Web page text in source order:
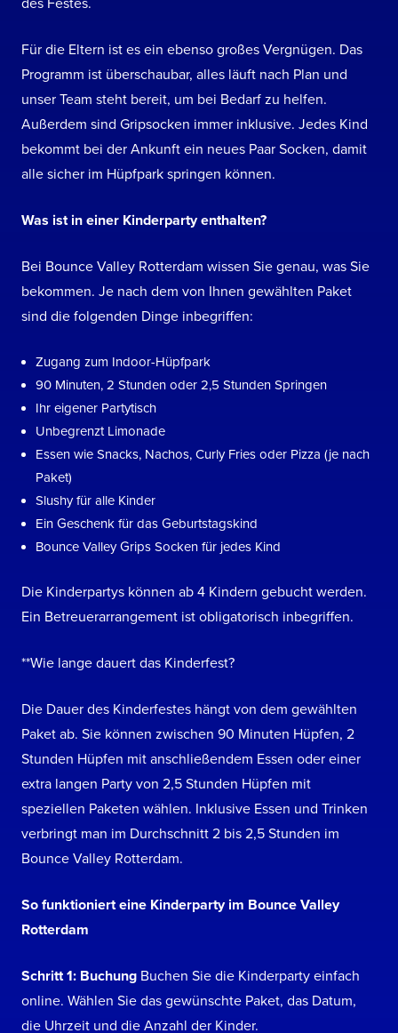
des Festes.
Für die Eltern ist es ein ebenso großes Vergnügen. Das
Programm ist überschaubar, alles läuft nach Plan und
unser Team steht bereit, um bei Bedarf zu helfen.
Außerdem sind Gripsocken immer inklusive. Jedes Kind
bekommt bei der Ankunft ein neues Paar Socken, damit
alle sicher im Hüpfpark springen können.
Was ist in einer Kinderparty enthalten?
Bei Bounce Valley Rotterdam wissen Sie genau, was Sie
bekommen. Je nach dem von Ihnen gewählten Paket
sind die folgenden Dinge inbegriffen:
Zugang zum Indoor-Hüpfpark
90 Minuten, 2 Stunden oder 2,5 Stunden Springen
Ihr eigener Partytisch
Unbegrenzt Limonade
Essen wie Snacks, Nachos, Curly Fries oder Pizza (je nach
Paket)
Slushy für alle Kinder
Ein Geschenk für das Geburtstagskind
Bounce Valley Grips Socken für jedes Kind
Die Kinderpartys können ab 4 Kindern gebucht werden.
Ein Betreuerarrangement ist obligatorisch inbegriffen.
**Wie lange dauert das Kinderfest?
Die Dauer des Kinderfestes hängt von dem gewählten
Paket ab. Sie können zwischen 90 Minuten Hüpfen, 2
Stunden Hüpfen mit anschließendem Essen oder einer
extra langen Party von 2,5 Stunden Hüpfen mit
speziellen Paketen wählen. Inklusive Essen und Trinken
verbringt man im Durchschnitt 2 bis 2,5 Stunden im
Bounce Valley Rotterdam.
So funktioniert eine Kinderparty im Bounce Valley
Rotterdam
Schritt 1: Buchung Buchen Sie die Kinderparty einfach
online. Wählen Sie das gewünschte Paket, das Datum,
die Uhrzeit und die Anzahl der Kinder.